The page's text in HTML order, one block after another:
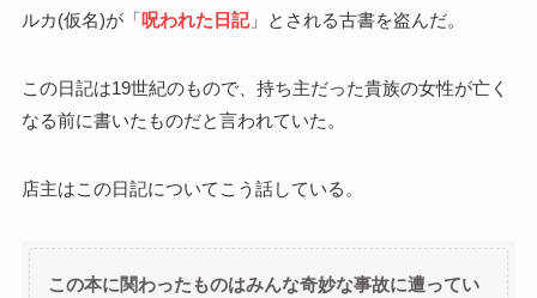
ルカ(仮名)が「 呪われた日記」とされる古書を盗んだ。
この日記は19世紀のもので、持ち主だった貴族の女性が亡く
なる前に書いたものだと言われていた。
店主はこの日記についてこう話している。
この本に関わったものはみんな奇妙な事故に遭ってい